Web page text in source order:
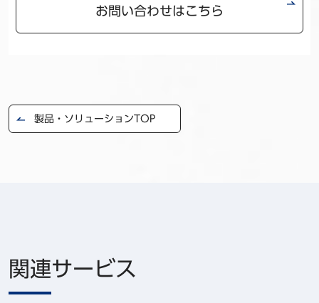
お問い合わせはこちら
製品・ソリューションTOP
関連サービス